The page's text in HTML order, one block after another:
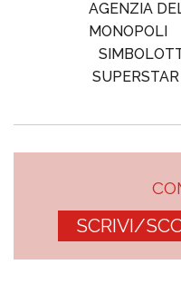
AGENZIA
MONOPOLI
SUPERSTAR
SCRIVI/